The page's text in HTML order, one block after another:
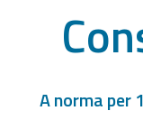
A norma per